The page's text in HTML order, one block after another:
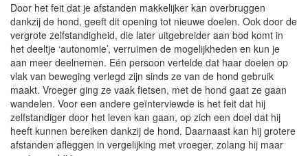
Door het feit dat je afstanden makkelijker kan overbruggen
dankzij de hond, geeft dit opening tot nieuwe doelen. Ook door de
vergrote zelfstandigheid, die later uitgebreider aan bod komt in
het deeltje ‘autonomie’, verruimen de mogelijkheden en kun je
aan meer deelnemen. Eén persoon vertelde dat haar doelen op
vlak van beweging verlegd zijn sinds ze van de hond gebruik
maakt. Vroeger ging ze vaak fietsen, met de hond gaat ze gaan
wandelen. Voor een andere geïnterviewde is het feit dat hij
zelfstandiger door het leven kan gaan, op zich een doel dat hij
heeft kunnen bereiken dankzij de hond. Daarnaast kan hij grotere
afstanden afleggen in vergelijking met vroeger, zolang hij maar